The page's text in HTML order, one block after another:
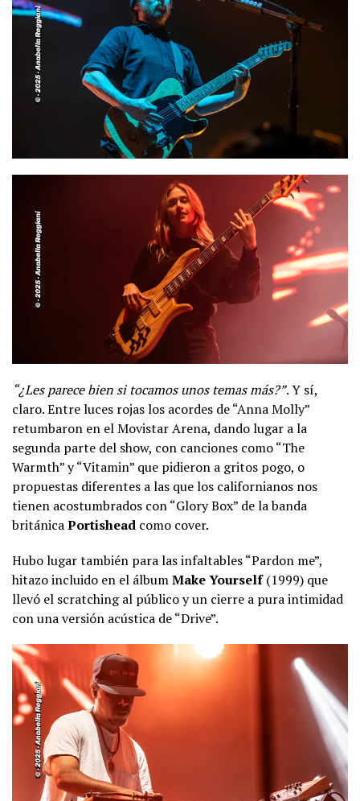
“¿Les parece bien si tocamos unos temas más?”. Y sí,
claro. Entre luces rojas los acordes de “Anna Molly”
retumbaron en el Movistar Arena, dando lugar a la
segunda parte del show, con canciones como “The
Warmth” y “Vitamin” que pidieron a gritos pogo, o
propuestas diferentes a las que los californianos nos
tienen acostumbrados con “Glory Box” de la banda
británicaPortishead como cover.
Hubo lugar también para las infaltables “Pardon me”,
hitazo incluido en el álbumMake Yourself(1999) que
llevó el scratching al público y un cierre a pura intimidad
con una versión acústica de “Drive”.